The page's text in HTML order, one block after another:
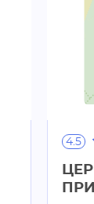
4.5